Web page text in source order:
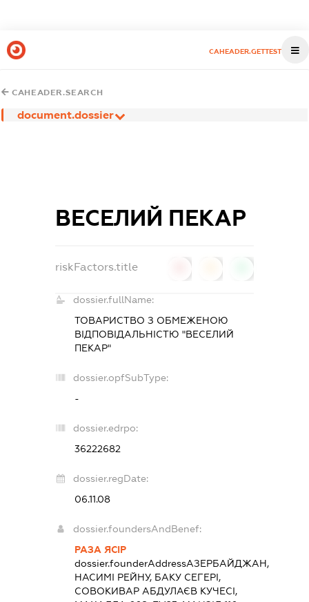
CAHEADER.GETTEST
CAHEADER.SEARCH
document.dossier
ВЕСЕЛИЙ ПЕКАР
riskFactors.title
dossier.fullName:
ТОВАРИСТВО З ОБМЕЖЕНОЮ
ВІДПОВІДАЛЬНІСТЮ "ВЕСЕЛИЙ
ПЕКАР"
dossier.opfSubType:
-
dossier.edrpo:
36222682
dossier.regDate:
06.11.08
dossier.foundersAndBenef:
РАЗА ЯСІР
dossier.founderAddressАЗЕРБАЙДЖАН,
НАСИМІ РЕЙНУ, БАКУ СЕГЕРІ,
СОВОКИВАР АБДУЛАЄВ КУЧЕСІ,